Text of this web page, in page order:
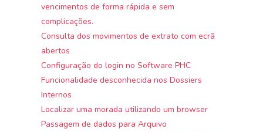
vencimentos de forma rápida e sem
complicações.
Consulta dos movimentos de extrato com ecrã
abertos
Configuração do login no Software PHC
Funcionalidade desconhecida nos Dossiers
Internos
Localizar uma morada utilizando um browser
Passagem de dados para Arquivo